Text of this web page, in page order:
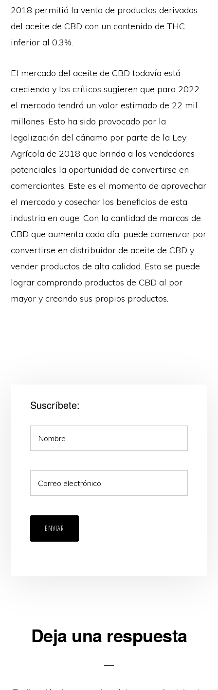
2018 permitió la venta de productos derivados
del aceite de CBD con un contenido de THC
inferior al 0,3%.
El mercado del aceite de CBD todavía está
creciendo y los críticos sugieren que para 2022
el mercado tendrá un valor estimado de 22 mil
millones. Esto ha sido provocado por la
legalización del cáñamo por parte de la Ley
Agrícola de 2018 que brinda a los vendedores
potenciales la oportunidad de convertirse en
comerciantes. Este es el momento de aprovechar
el mercado y cosechar los beneficios de esta
industria en auge. Con la cantidad de marcas de
CBD que aumenta cada día, puede comenzar por
convertirse en distribuidor de aceite de CBD y
vender productos de alta calidad. Esto se puede
lograr comprando productos de CBD al por
mayor y creando sus propios productos.
Suscríbete:
ENVIAR
Interacciones
lectores
Deja una respuesta